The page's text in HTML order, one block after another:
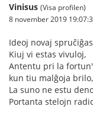
Vinisus (Visa profilen)
8 november 2019
Ideoj novaj
Kiuj vi estas vivuloj,
Antentu pri la
kun tiu malĝoja brilo,
La suno ne estu
Portanta stelojn